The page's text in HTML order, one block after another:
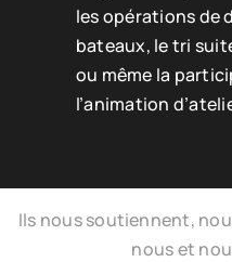
les opérations de
bateaux, le tri
ou même la
l’animation
Ils nous soutiennent,
nous et